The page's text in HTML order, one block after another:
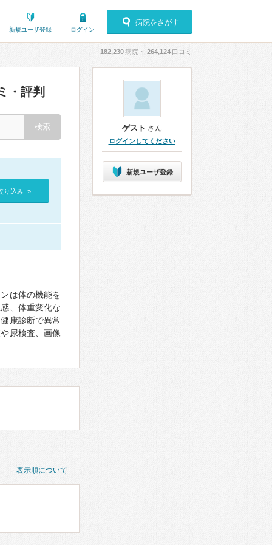
新規ユーザ登録 ログイン
病院をさがす
182,230病院・ 264,124 口コミ
・評判
り込み »
は体の機能を
、体重変化な
康診断で異常
尿検査、画像
表示順について
ゲスト さん
ログインしてください
新規ユーザ登録